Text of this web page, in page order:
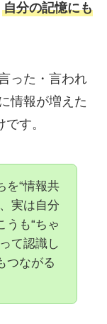
自分の記憶にも
った・言われ
情報が増えた
す。
を“情報共
実は自分
うも“ちゃ
て認識し
つながる